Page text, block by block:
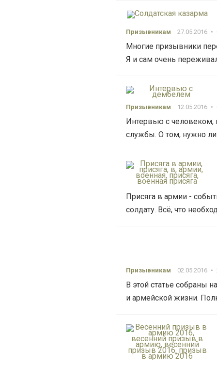
Призывникам 27.05.2016 •
Многие призывники
Я и сам очень
Призывникам 12.05.2016 •
Интервью с человеком,
службы. О том, нужно ли
Присяга в армии -
солдату. Всё, что
Призывникам 02.05.2016 •
В этой статье собраны
и армейской жизни.